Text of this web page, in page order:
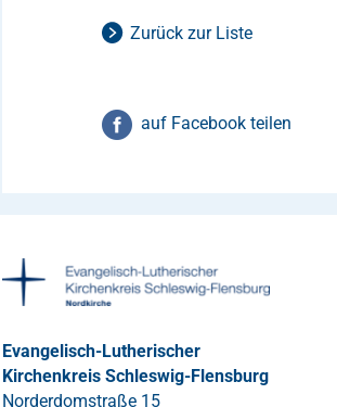
Zurück zur Liste
auf Facebook teilen
Evangelisch-Lutherischer
Kirchenkreis Schleswig-Flensburg
Norderdomstraße 15